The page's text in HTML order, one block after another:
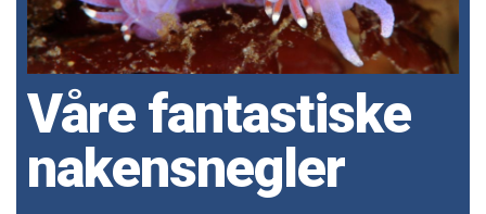
Våre fantastiske
nakensnegler